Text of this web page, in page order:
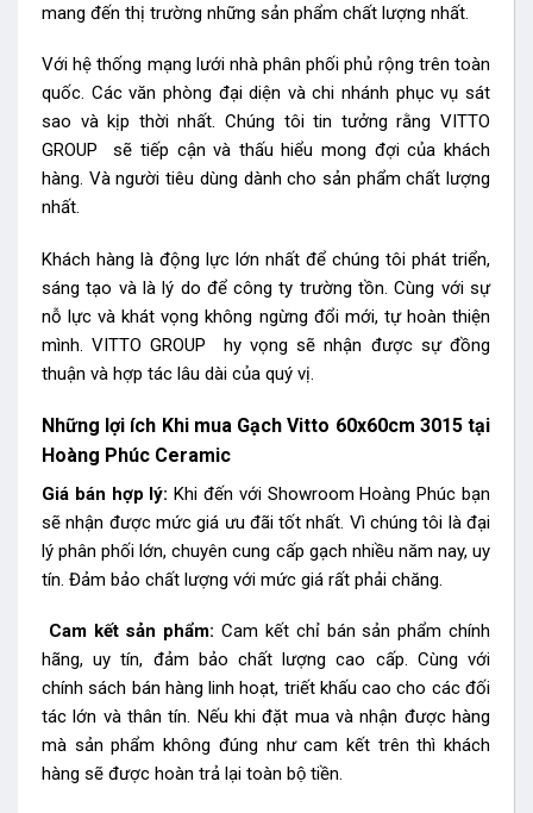
mang đến thị trường những sản phẩm chất lượng nhất.
Với hệ thống mạng lưới nhà phân phối phủ rộng trên toàn
quốc. Các văn phòng đại diện và chi nhánh phục vụ sát
sao và kịp thời nhất. Chúng tôi tin tưởng rằng VITTO
GROUP sẽ tiếp cận và thấu hiểu mong đợi của khách
hàng. Và người tiêu dùng dành cho sản phẩm chất lượng
nhất.
Khách hàng là động lực lớn nhất để chúng tôi phát triển,
sáng tạo và là lý do để công ty trường tồn. Cùng với sự
nỗ lực và khát vọng không ngừng đổi mới, tự hoàn thiện
mình. VITTO GROUP hy vọng sẽ nhận được sự đồng
thuận và hợp tác lâu dài của quý vị.
Những lợi ích Khi mua Gạch Vitto 60x60cm 3015 tại
Hoàng Phúc Ceramic
Giá bán hợp lý:Khi đến với Showroom Hoàng Phúc bạn
sẽ nhận được mức giá ưu đãi tốt nhất. Vì chúng tôi là đại
lý phân phối lớn, chuyên cung cấp gạch nhiều năm nay, uy
tín. Đảm bảo chất lượng với mức giá rất phải chăng.
Cam kết sản phẩm: Cam kết chỉ bán sản phẩm chính
hãng, uy tín, đảm bảo chất lượng cao cấp. Cùng với
chính sách bán hàng linh hoạt, triết khấu cao cho các đối
tác lớn và thân tín. Nếu khi đặt mua và nhận được hàng
mà sản phẩm không đúng như cam kết trên thì khách
hàng sẽ được hoàn trả lại toàn bộ tiền.